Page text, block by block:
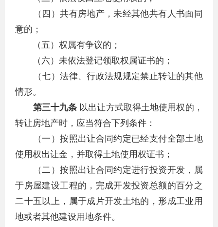
（四）共有房地产，未经其他共有人书面同
意的；
（五）权属有争议的；
（六）未依法登记领取权属证书的；
（七）法律、行政法规规定禁止转让的其他
情形。
第三十九条 以出让方式取得土地使用权的，
转让房地产时，应当符合下列条件：
（一）按照出让合同约定已经支付全部土地
使用权出让金，并取得土地使用权证书；
（二）按照出让合同约定进行投资开发，属
于房屋建设工程的，完成开发投资总额的百分之
二十五以上，属于成片开发土地的，形成工业用
地或者其他建设用地条件。